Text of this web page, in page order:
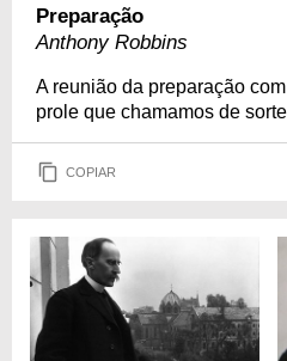
Preparação
Anthony Robbins
A reunião da preparação
prole que chamamos de
COPIAR